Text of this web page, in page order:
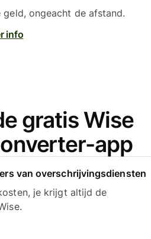
geld, ongeacht de afstand.
info
gratis Wise
app
van overschrijvingsdiensten
je krijgt altijd de